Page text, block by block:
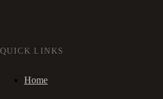
QUICK LINKS
Home